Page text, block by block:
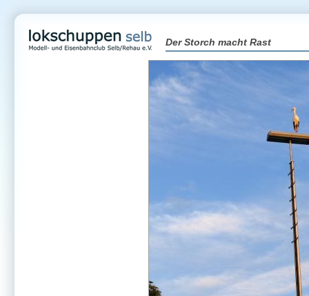
Der Storch macht Rast